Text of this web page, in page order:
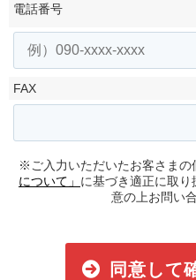
電話番号
FAX
※ご入力いただいたお客さまの
について」 に基づき適正に取
意の上お問い
同意して